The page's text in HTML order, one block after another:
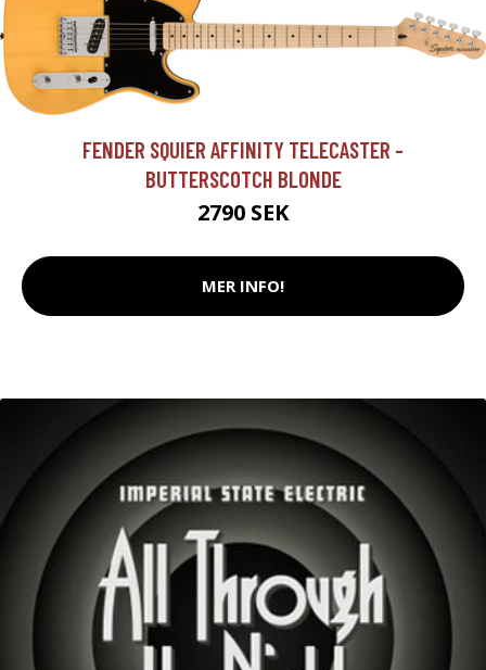
FENDER SQUIER AFFINITY TELECASTER -
BUTTERSCOTCH BLONDE
2790 SEK
MER INFO!